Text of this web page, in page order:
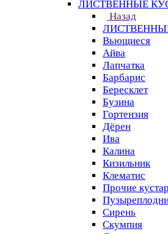
ЛИСТВЕННЫЕ
Назад
Вьющиеся
Айва
Лапчатка
Барбарис
Бересклет
Бузина
Гортензия
Дёрен
Ива
Калина
Кизильник
Клематис
Прочие
Сирень
Скумпия